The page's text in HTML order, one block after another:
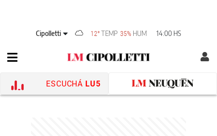
Cipolletti 12° TEMP 35% HUM 14:00 HS
ESCUCHÁ LU5